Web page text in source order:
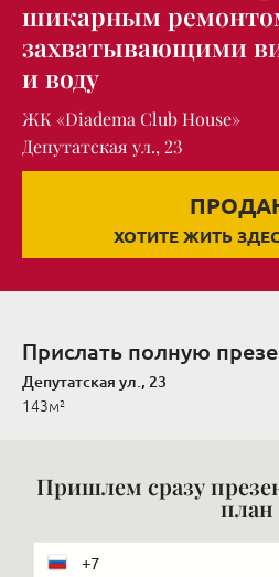
шикарным
захватывающими
и воду
ЖК «Diadema Club House»
Депутатская ул., 23
ХОТИТЕ ЖИТЬ
Прислать полную
Депутатская ул., 23
143м²
Пришлем сразу
план